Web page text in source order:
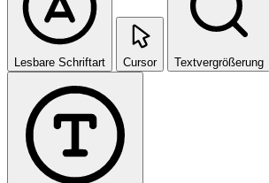
Lesbare Schriftart Cursor Textvergrößerung